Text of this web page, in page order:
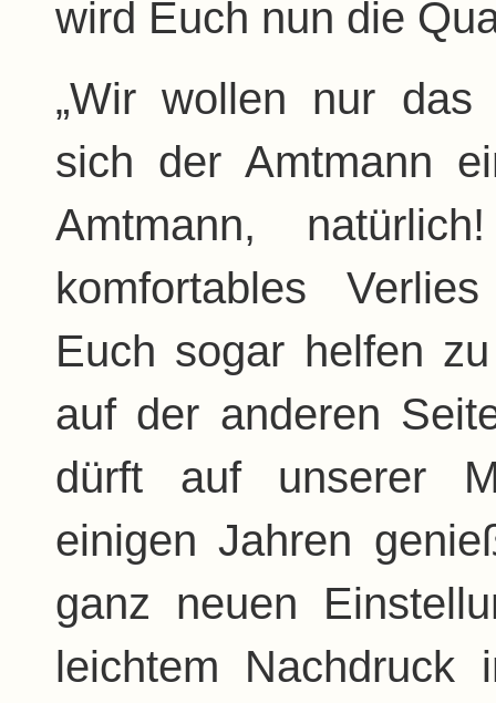
wird Euch nun die
„Wir wollen nur das
sich der Amtmann
Amtmann,
komfortables
Euch sogar helfen
auf der anderen
dürft auf unserer
einigen Jahren
ganz neuen
leichtem